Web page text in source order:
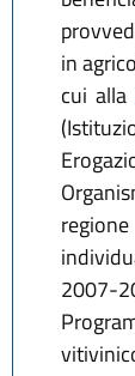
in
cui alla
2007-